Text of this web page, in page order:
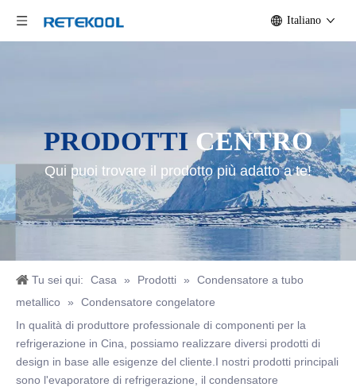
Italiano
PRODOTTI CENTRO
Qui puoi trovare il prodotto più adatto a te!
Tu sei qui: Casa » Prodotti »
Condensatore a tubo
metallico »
Condensatore congelatore
In qualità di produttore professionale di componenti per la
refrigerazione in Cina, possiamo realizzare diversi prodotti di
design in base alle esigenze del cliente.I nostri prodotti principali
sono l'evaporatore di refrigerazione, il condensatore